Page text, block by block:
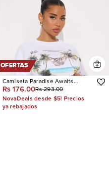
OFERTAS
Camiseta Paradise Awaits
Washed
Rs 176.00Rs 293.00
NovaDeals desde $5! Precios
ya rebajados